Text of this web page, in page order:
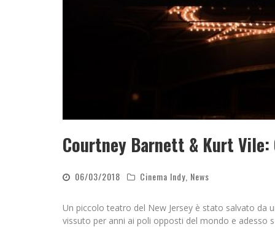
Courtney Barnett & Kurt
06/03/2018 Cinema Indy News
Un piccolo teatro del New Jersey è stato salvato da
vissuto per anni ai poli opposti del mondo e adesso